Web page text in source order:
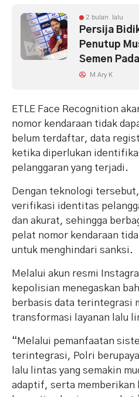
2 bulan lalu
Persija
Penutup
Semen
M Ary K
ETLE Face Recognition
nomor kendaraan tidak
belum terdaftar, data
ketika diperlukan
pelanggaran yang terjadi.
Dengan teknologi
verifikasi identitas
dan akurat, sehingga
pelat nomor kendaraan
untuk menghindari sanksi.
Melalui akun resmi
kepolisian menegaskan
berbasis data terintegrasi
transformasi layanan lalu
“Melalui pemanfaatan
terintegrasi, Polri
lalu lintas yang semakin
adaptif, serta memberikan